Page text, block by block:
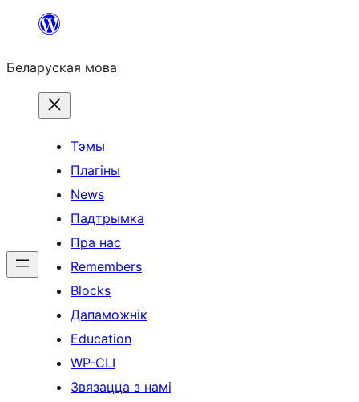
Перайсці
змесціва
Беларуская мова
Тэмы
Плагіны
News
Падтрымка
Пра нас
Remembers
Blocks
Дапаможнік
Education
WP-CLI
Звязацца з намі